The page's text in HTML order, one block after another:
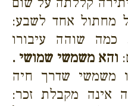
מחתול אחד לשבע:
כמה שוהה עיבורו
והא משמשי שמושי .
משמשי שדרך חיה
אינה מקבלת זכר: